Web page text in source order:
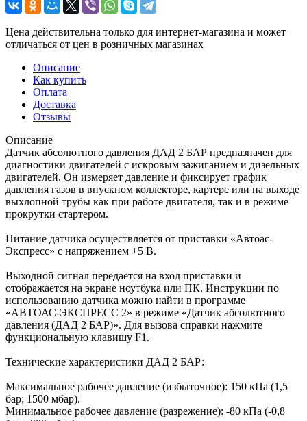
Цена действительна только для интернет-магазина и может
отличаться от цен в розничных магазинах
Описание
Как купить
Оплата
Доставка
Отзывы
Описание
Датчик абсолютного давления ДАД 2 БАР предназначен для
диагностики двигателей с искровым зажиганием и дизельных
двигателей. Он измеряет давление и фиксирует график
давления газов в впускном коллекторе, картере или на выходе
выхлопной трубы как при работе двигателя, так и в режиме
прокрутки стартером.
Питание датчика осуществляется от приставки «Автоас-
Экспресс» с напряжением +5 В.
Выходной сигнал передается на вход приставки и
отображается на экране ноутбука или ПК. Инструкции по
использованию датчика можно найти в программе
«АВТОАС-ЭКСПРЕСС 2» в режиме «Датчик абсолютного
давления (ДАД 2 БАР)». Для вызова справки нажмите
функциональную клавишу F1.
Технические характеристики ДАД 2 БАР:
Максимальное рабочее давление (избыточное): 150 кПа (1,5
бар; 1500 мбар).
Минимальное рабочее давление (разрежение): -80 кПа (-0,8